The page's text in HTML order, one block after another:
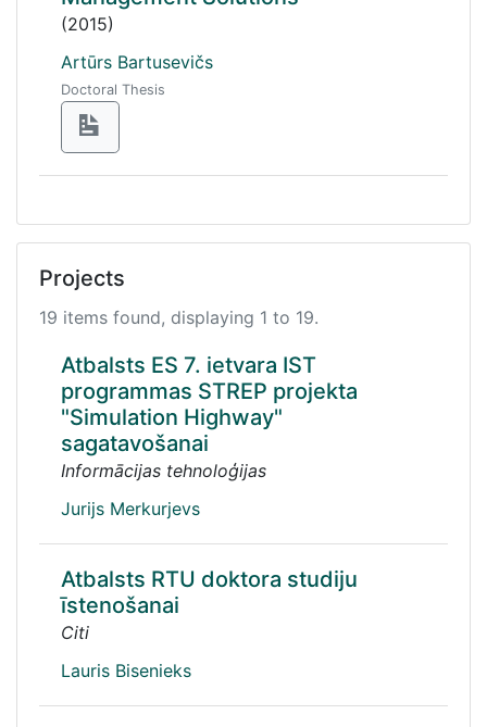
(2015)
Artūrs Bartusevičs
Doctoral Thesis
Projects
19 items found, displaying 1 to 19.
Atbalsts ES 7. ietvara IST
programmas STREP projekta
"Simulation Highway"
sagatavošanai
Informācijas tehnoloģijas
Jurijs Merkurjevs
Atbalsts RTU doktora studiju
īstenošanai
Citi
Lauris Bisenieks